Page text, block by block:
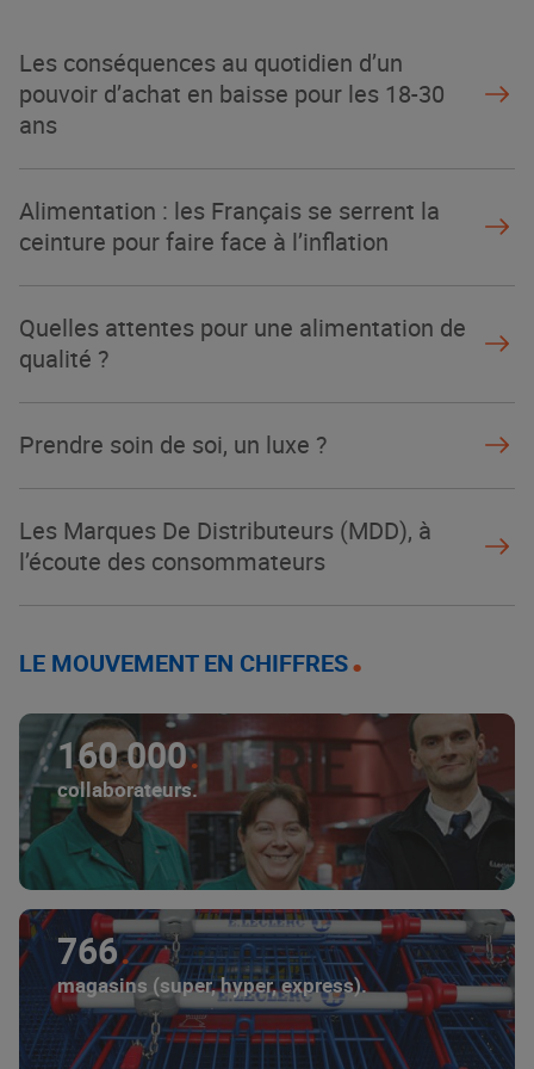
Les conséquences au quotidien d’un
pouvoir d’achat en baisse pour les 18-30
ans
Alimentation : les Français se serrent la
ceinture pour faire face à l’inflation
Quelles attentes pour une alimentation de
qualité ?
Prendre soin de soi, un luxe ?
Les Marques De Distributeurs (MDD), à
l’écoute des consommateurs
LE MOUVEMENT EN CHIFFRES
160 000
collaborateurs.
766
magasins (super, hyper, express).